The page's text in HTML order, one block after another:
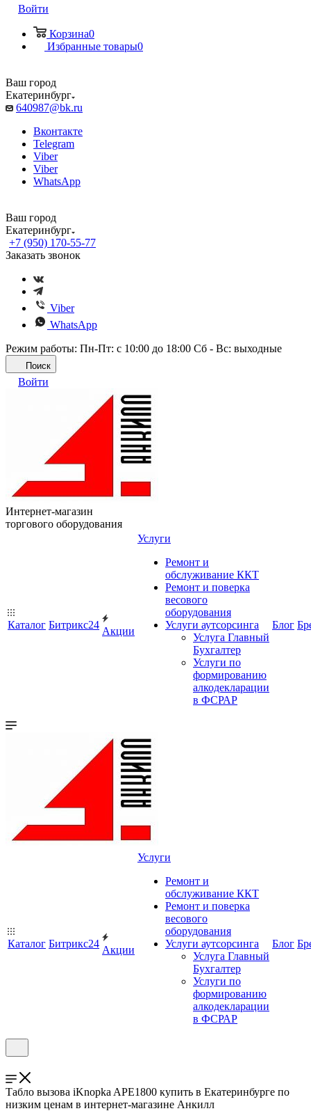
Войти
Корзина0
Избранные товары0
Ваш город
Екатеринбург
640987@bk.ru
Вконтакте
Telegram
Viber
Viber
WhatsApp
Ваш город
Екатеринбург
+7 (950) 170-55-77
Заказать звонок
Viber
WhatsApp
Режим работы: Пн-Пт: с 10:00 до 18:00 Сб - Вс: выходные
Поиск
Войти
Интернет-магазин
торгового оборудования
Каталог Битрикс24
Акции
Услуги
Ремонт и
обслуживание ККТ
Ремонт и поверка
весового
оборудования
Услуги аутсорсинга
Услуга Главный
Бухгалтер
Услуги по
формированию
алкодекларации
в ФСРАР
Блог
Каталог Битрикс24
Акции
Услуги
Ремонт и
обслуживание ККТ
Ремонт и поверка
весового
оборудования
Услуги аутсорсинга
Услуга Главный
Бухгалтер
Услуги по
формированию
алкодекларации
в ФСРАР
Блог
Табло вызова iKnopka APE1800 купить в Екатеринбурге по
низким ценам в интернет-магазине Анкилл